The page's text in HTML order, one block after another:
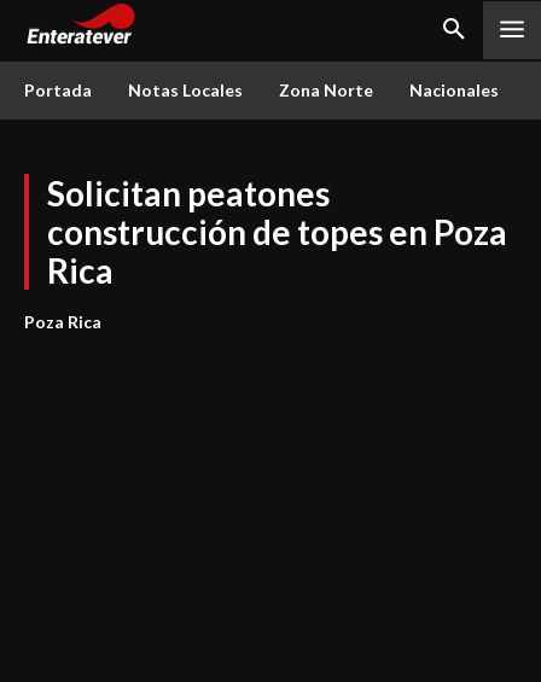
Portada Notas Locales Zona Norte Nacionales
Solicitan peatones
construcción de topes en Poza
Rica
Poza Rica